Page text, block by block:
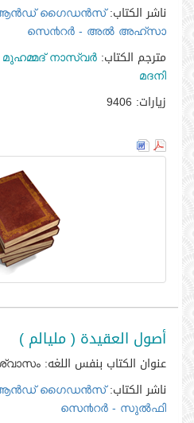
ناشر الكتاب: ആന്‍ഡ്‌ ഗൈഡന്‍സ്‌
സെ൯റര്‍ - അല്‍ അഹ്‌സാ
مترجم الكتاب: മുഹമ്മദ് നാസ്വര്‍
മദനി
زيارات:
أصول العقيدة ( مليالم )
عنوان الكتاب بنفس اللغه:
ناشر الكتاب: ആന്‍ഡ്‌ ഗൈഡന്‍സ്‌
സെ൯റര്‍ - സുല്‍ഫി